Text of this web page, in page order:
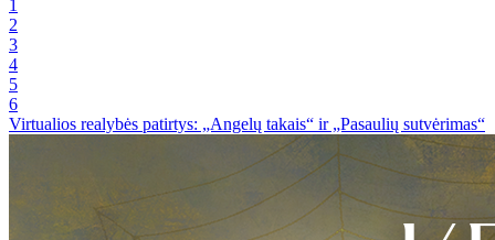
1
2
3
4
5
6
Virtualios realybės patirtys: „Angelų takais“ ir „Pasaulių sutvėrimas“